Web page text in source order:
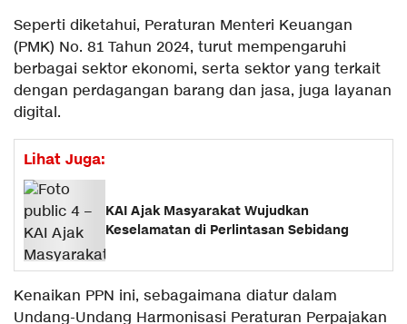
Seperti diketahui, Peraturan Menteri Keuangan
(PMK) No. 81 Tahun 2024, turut mempengaruhi
berbagai sektor ekonomi, serta sektor yang terkait
dengan perdagangan barang dan jasa, juga layanan
digital.
Lihat Juga:
KAI Ajak Masyarakat Wujudkan
Keselamatan di Perlintasan Sebidang
Kenaikan PPN ini, sebagaimana diatur dalam
Undang-Undang Harmonisasi Peraturan Perpajakan